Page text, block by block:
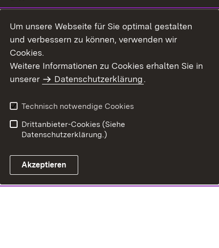
Um unsere Webseite für Sie optimal gestalten
und verbessern zu können, verwenden wir
Cookies.
Weitere Informationen zu Cookies erhalten Sie in
unserer
Datenschutzerklärung.
Technisch notwendige Cookies
Drittanbieter-Cookies (Siehe
Datenschutzerklärung.)
Akzeptieren